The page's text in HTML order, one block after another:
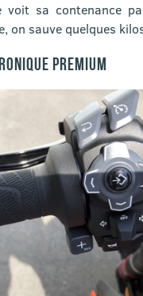
voit sa contenance
on sauve quelques
PREMIUM